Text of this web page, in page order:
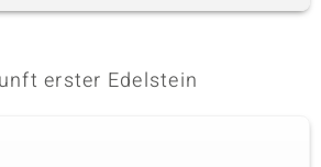
erster Edelstein